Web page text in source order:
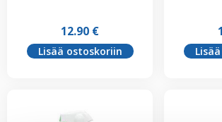
12.90 €
Lisää ostoskoriin